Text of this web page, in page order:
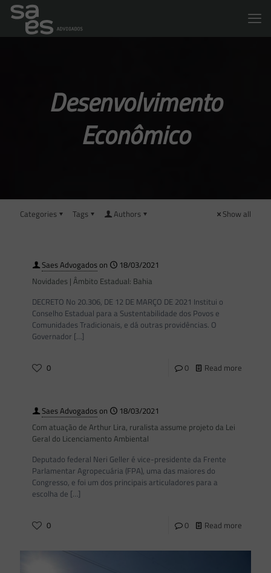
Desenvolvimento
Econômico
Categories Tags Authors Show all
Saes Advogadoson
18/03/2021
Novidades | Âmbito Estadual: Bahia
DECRETO No 20.306, DE 12 DE MARÇO DE 2021 Institui o
Conselho Estadual para a Sustentabilidade dos Povos e
Comunidades Tradicionais, e dá outras providências. O
Governador […]
0 0 Read more
Saes Advogadoson
18/03/2021
Com atuação de Arthur Lira, ruralista assume projeto da Lei
Geral do Licenciamento Ambiental
Deputado federal Neri Geller é vice-presidente da Frente
Parlamentar Agropecuária (FPA), uma das maiores do
Congresso, e foi um dos principais articuladores para a
escolha de […]
0 0 Read more